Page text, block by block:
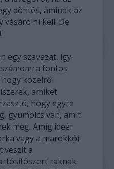
döntés, aminek az
vásárolni kell. De
egy szavazat, így
fontos
közelről
amiket
hogy egyre
gyümölcs van, amit
meg. Amíg ideér
vagy a marokkói
veszít a
raknak